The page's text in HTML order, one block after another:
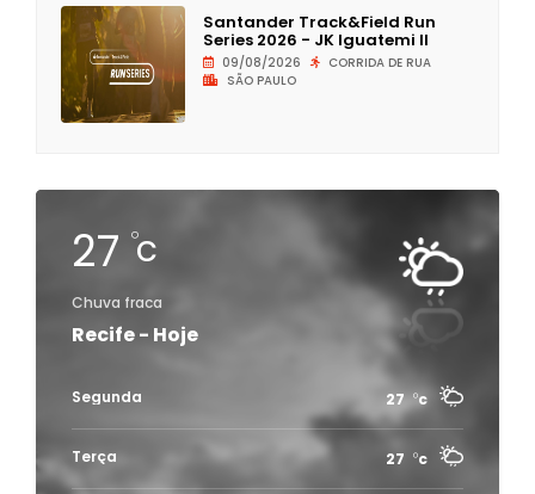
Santander Track&Field Run
Series 2026 - JK Iguatemi II
09/08/2026
CORRIDA DE RUA
SÃO PAULO
27 c
Chuva fraca
Recife - Hoje
Segunda 27 c
Terça 27 c